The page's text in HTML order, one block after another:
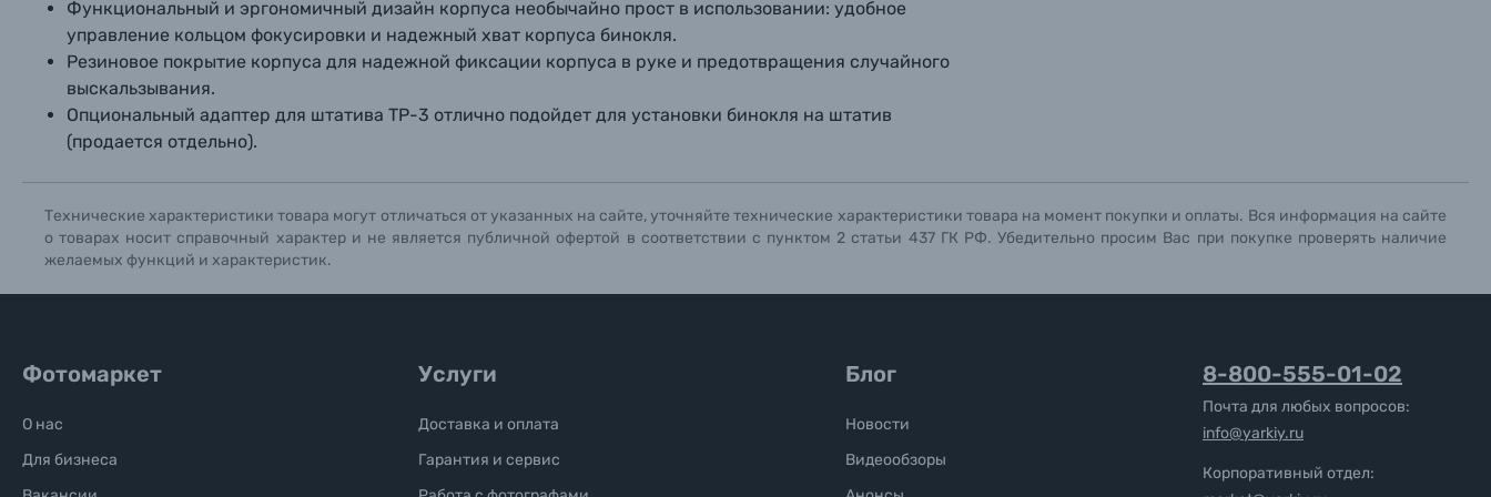
Функциональный и эргономичный дизайн корпуса необычайно прост в использовании: удобное
управление кольцом фокусировки и надежный хват корпуса бинокля.
Резиновое покрытие корпуса для надежной фиксации корпуса в руке и предотвращения случайного
выскальзывания.
Опциональный адаптер для штатива TP-3 отлично подойдет для установки бинокля на штатив
(продается отдельно).
Технические характеристики товара могут отличаться от указанных на сайте, уточняйте технические характеристики товара на момент покупки и оплаты. Вся информация на сайте
о товарах носит справочный характер и не является публичной офертой в соответствии с пунктом 2 статьи 437 ГК РФ. Убедительно просим Вас при покупке проверять наличие
желаемых функций и характеристик.
Фотомаркет
О нас
Для бизнеса
Услуги
Доставка и оплата
Гарантия и сервис
Блог
Новости
Видеообзоры
8-800-555-01-02
Почта для любых вопросов:
info@yarkiy.ru
Корпоративный отдел: